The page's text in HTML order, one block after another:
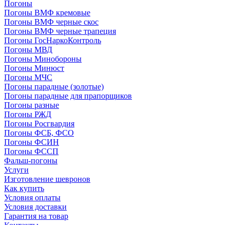
Погоны
Погоны ВМФ кремовые
Погоны ВМФ черные скос
Погоны ВМФ черные трапеция
Погоны ГосНаркоКонтроль
Погоны МВД
Погоны Минобороны
Погоны Минюст
Погоны МЧС
Погоны парадные (золотые)
Погоны парадные для прапорщиков
Погоны разные
Погоны РЖД
Погоны Росгвардия
Погоны ФСБ, ФСО
Погоны ФСИН
Погоны ФССП
Фальш-погоны
Услуги
Изготовление шевронов
Как купить
Условия оплаты
Условия доставки
Гарантия на товар